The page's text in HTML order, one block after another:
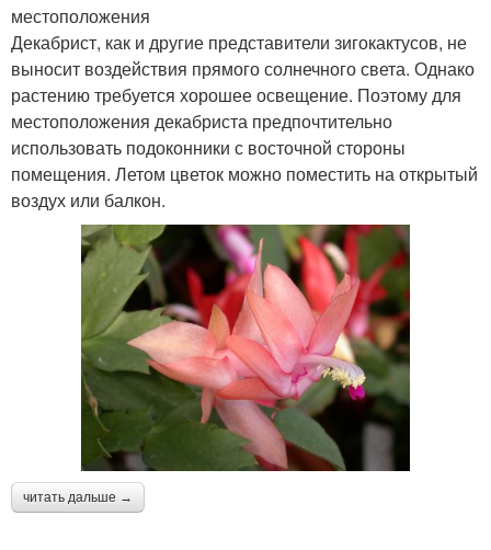
местоположения
Декабрист, как и другие представители зигокактусов, не
выносит воздействия прямого солнечного света. Однако
растению требуется хорошее освещение. Поэтому для
местоположения декабриста предпочтительно
использовать подоконники с восточной стороны
помещения. Летом цветок можно поместить на открытый
воздух или балкон.
читать дальше →